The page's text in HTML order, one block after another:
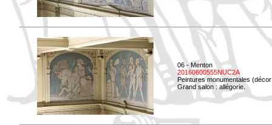
06 - Menton
20160600555NUC2A
Peintures monumentales
Grand salon : allégorie.